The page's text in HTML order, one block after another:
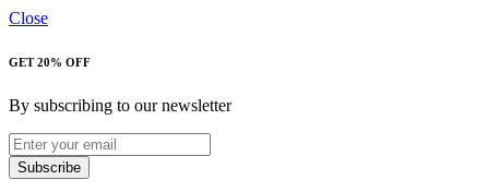
Close
GET 20% OFF
By subscribing to our newsletter
Subscribe